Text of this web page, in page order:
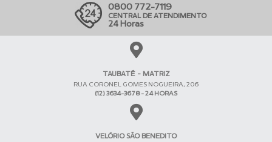
0800 772-7119
CENTRAL DE ATENDIMENTO
24 Horas
TAUBATÉ - MATRIZ
RUA CORONEL GOMES NOGUEIRA, 206
(12) 3634-3678 - 24 HORAS
VELÓRIO SÃO BENEDITO